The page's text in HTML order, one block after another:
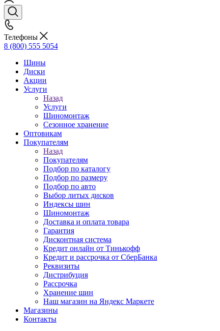
Телефоны
8 (800) 555 5054
Шины
Диски
Акции
Услуги
Назад
Услуги
Шиномонтаж
Сезонное хранение
Оптовикам
Покупателям
Назад
Покупателям
Подбор по каталогу
Подбор по размеру
Подбор по авто
Выбор литых дисков
Индексы шин
Шиномонтаж
Доставка и оплата товара
Гарантия
Дисконтная система
Кредит онлайн от Тинькофф
Кредит и рассрочка от СберБанка
Реквизиты
Дистрибуция
Рассрочка
Хранение шин
Наш магазин на Яндекс Маркете
Магазины
Контакты